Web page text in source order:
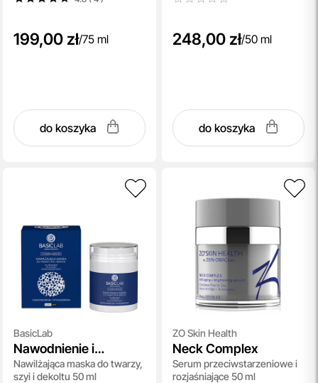
199,00 zł/75 ml
do koszyka
248,00 zł/50 ml
do koszyka
BasicLab
Nawodnienie i
Wygładzenie
Nawilżająca maska do twarzy,
szyi i dekoltu 50 ml
ZO Skin Health
Neck Complex
Serum przeciwstarzeniowe i
rozjaśniające 50 ml